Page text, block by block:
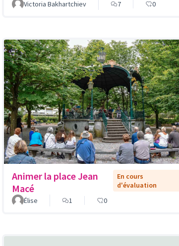
Victoria Bakhartchiev 7 0
Animer la place Jean
Macé
En cours
d'évaluation
Élise
1 0